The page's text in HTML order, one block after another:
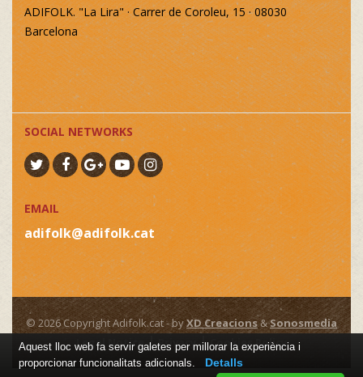
ADIFOLK. "La Lira" · Carrer de Coroleu, 15 · 08030
Barcelona
SOCIAL NETWORKS
EMAIL
adifolk@adifolk.cat
© 2026 Copyright Adifolk.cat - byXD Creacions&Sonosmedia
Legal Notice
Privacy Cookies Policy
Aquest lloc web fa servir galetes per millorar la experiència i
proporcionar funcionalitats adicionals.
Detalls